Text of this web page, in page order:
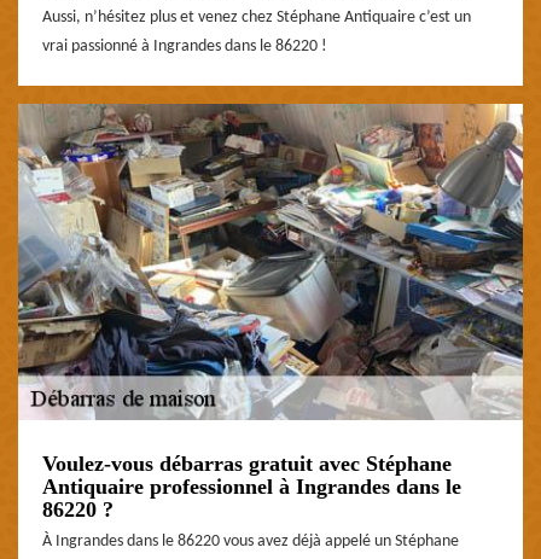
Aussi, n’hésitez plus et venez chez Stéphane Antiquaire c’est un
vrai passionné à Ingrandes dans le 86220 !
Voulez-vous débarras gratuit avec Stéphane
Antiquaire professionnel à Ingrandes dans le
86220 ?
À Ingrandes dans le 86220 vous avez déjà appelé un Stéphane